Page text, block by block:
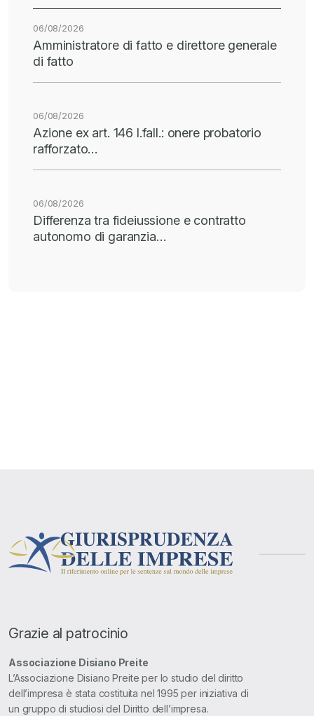
06/08/2026
Amministratore di fatto e direttore generale
di fatto
06/08/2026
Azione ex art. 146 l.fall.: onere probatorio
rafforzato…
06/08/2026
Differenza tra fideiussione e contratto
autonomo di garanzia…
Grazie al patrocinio
Associazione Disiano Preite
L’Associazione Disiano Preite per lo studio del diritto
dell’impresa è stata costituita nel 1995 per iniziativa di
un gruppo di studiosi del Diritto dell’impresa.